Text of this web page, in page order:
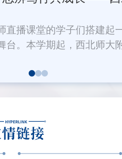
直播课堂的学子们搭建起
台。本学期起，西北师大